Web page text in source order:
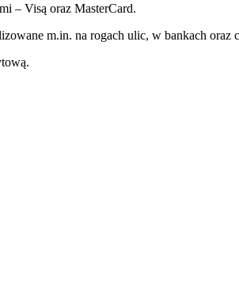
– Visą oraz MasterCard.
m.in. na rogach ulic, w bankach oraz